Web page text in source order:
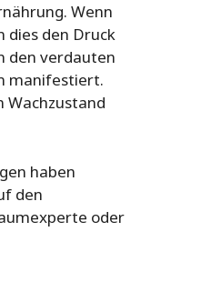
Wenn
dies den Druck
den verdauten
manifestiert.
Wachzustand
haben
den
oder